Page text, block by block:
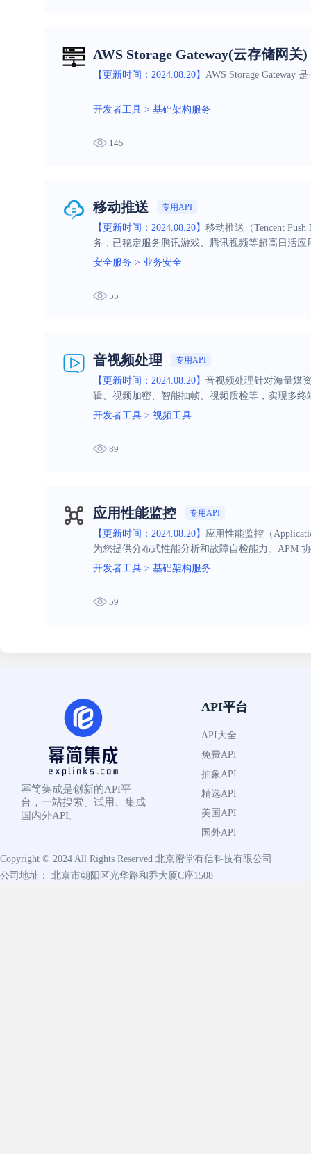
AWS Storage Gateway(云存储网关)
【更新时间：2024.08.20】 AWS Storage Gateway
开发者工具 > 基础架构服务
145
移动推送 专用API
【更新时间：2024.08.20】 移动推送（Tencent
务，已稳定服务腾讯游戏、腾讯视频等超高日活
安全服务 > 业务安全
55
音视频处理 专用API
【更新时间：2024.08.20】 音视频处理针对海量媒
辑、视频加密、智能抽帧、视频质检等，实现多终
开发者工具 > 视频工具
89
应用性能监控 专用API
【更新时间：2024.08.20】 应用性能监控（
为您提供分布式性能分析和故障自检能力。APM
性能，提升用户体验。
开发者工具 > 基础架构服务
59
幂简集成是创新的API平
台，一站搜索、试用、集成
国内外API。
API平台
API大全
免费API
抽象API
精选API
美国API
国外API
Copyright © 2024 All Rights Reserved 北京蜜堂有信科技有限公司
公司地址： 北京市朝阳区光华路和乔大厦C座1508